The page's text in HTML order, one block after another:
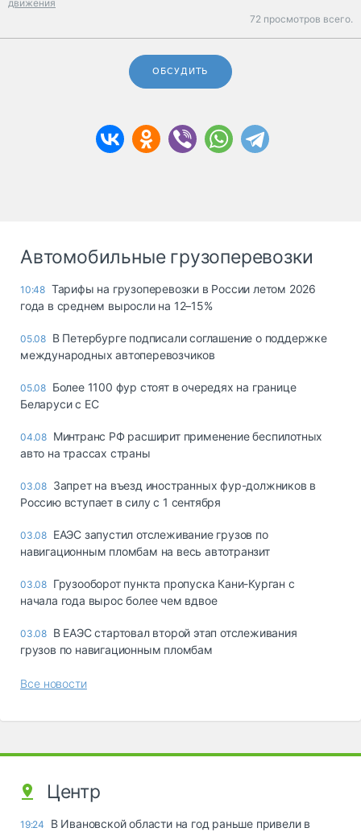
движения
72 просмотров всего.
ОБСУДИТЬ
Автомобильные грузоперевозки
10:48 Тарифы на грузоперевозки в России летом 2026
года в среднем выросли на 12–15%
05.08 В Петербурге подписали соглашение о поддержке
международных автоперевозчиков
05.08 Более 1100 фур стоят в очередях на границе
Беларуси с ЕС
04.08 Минтранс РФ расширит применение беспилотных
авто на трассах страны
03.08 Запрет на въезд иностранных фур-должников в
Россию вступает в силу с 1 сентября
03.08 ЕАЭС запустил отслеживание грузов по
навигационным пломбам на весь автотранзит
03.08 Грузооборот пункта пропуска Кани-Курган с
начала года вырос более чем вдвое
03.08 В ЕАЭС стартовал второй этап отслеживания
грузов по навигационным пломбам
Все новости
Центр
19:24
В Ивановской области на год раньше привели в